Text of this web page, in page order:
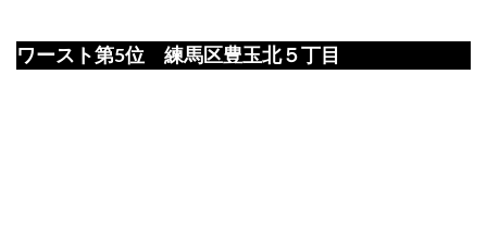
ワースト第5位 練馬区豊玉北５丁目